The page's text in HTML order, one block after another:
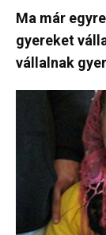
Ma már
gyereket
vállalnak